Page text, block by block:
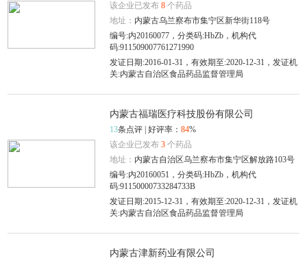
该企业已发布8 个药品
地址： 内蒙古乌兰察布市集宁区新华街118号
编号:内20160077，分类码:HbZb，机构代
码:911509007761271990
发证日期:2016-01-31，有效期至:2020-12-31，发证机
关:内蒙古自治区食品药品监督管理局
内蒙古福瑞医疗科技股份有限公司
13条点评 | 好评率：84%
该企业已发布3 个药品
地址： 内蒙古自治区乌兰察布市集宁区解放路103号
编号:内20160051，分类码:HbZb，机构代
码:91150000733284733B
发证日期:2015-12-31，有效期至:2020-12-31，发证机
关:内蒙古自治区食品药品监督管理局
内蒙古津新药业有限公司